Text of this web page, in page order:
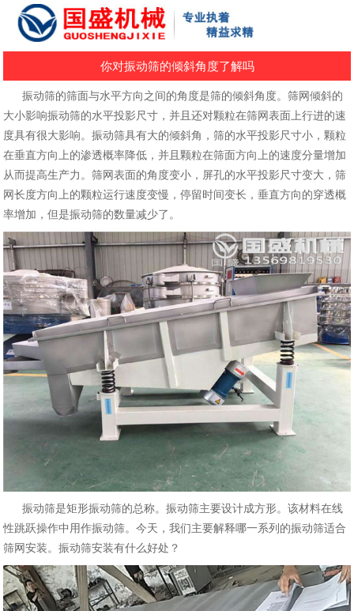
你对振动筛的倾斜角度了解吗
振动筛的筛面与水平方向之间的角度是筛的倾斜角度。筛网倾斜的
大小影响振动筛的水平投影尺寸，并且还对颗粒在筛网表面上行进的速
度具有很大影响。振动筛具有大的倾斜角，筛的水平投影尺寸小，颗粒
在垂直方向上的渗透概率降低，并且颗粒在筛面方向上的速度分量增加
从而提高生产力。筛网表面的角度变小，屏孔的水平投影尺寸变大，筛
网长度方向上的颗粒运行速度变慢，停留时间变长，垂直方向的穿透概
率增加，但是振动筛的数量减少了。
振动筛是矩形振动筛的总称。振动筛主要设计成方形。该材料在线
性跳跃操作中用作振动筛。今天，我们主要解释哪一系列的振动筛适合
筛网安装。振动筛安装有什么好处？